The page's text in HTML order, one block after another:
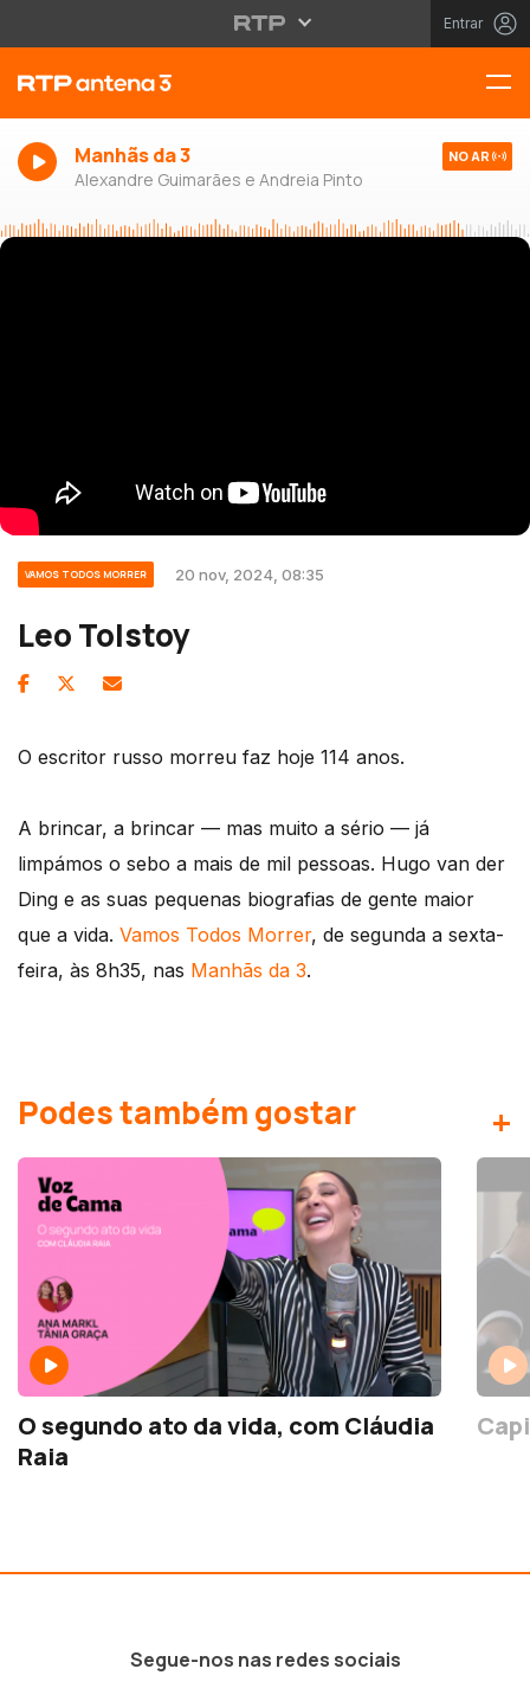
Entrar
Manhãs da 3
Alexandre Guimarães e Andreia Pinto
NO AR
VAMOS TODOS MORRER 20 nov, 2024, 08:35
Leo Tolstoy
O escritor russo morreu faz hoje 114 anos.
A brincar, a brincar — mas muito a sério — já
limpámos o sebo a mais de mil pessoas. Hugo van der
Ding e as suas pequenas biografias de gente maior
que a vida. Vamos Todos Morrer, de segunda a sexta-
feira, às 8h35, nas Manhãs da 3.
Podes também gostar +
O segundo ato da vida, com Cláudia
Raia
Segue-nos nas redes sociais